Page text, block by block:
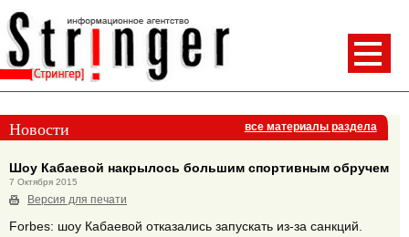
Новости все материалы раздела
Шоу Кабаевой накрылось большим спортивным обручем
7 Октября 2015
Версия для печати
Forbes: шоу Кабаевой отказались запускать из-за санкций.